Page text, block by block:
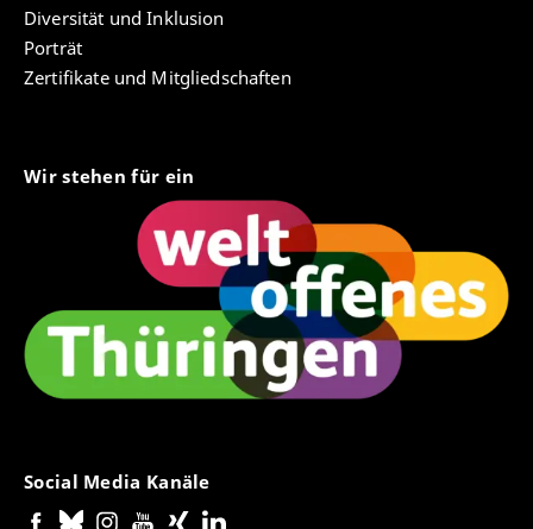
Diversität und Inklusion
Porträt
Zertifikate und Mitgliedschaften
Wir stehen für ein
Social Media Kanäle